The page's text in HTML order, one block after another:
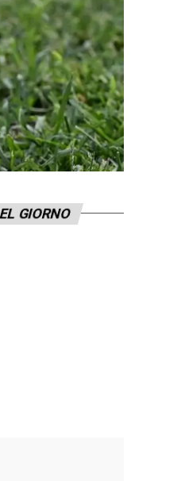
GIORNO